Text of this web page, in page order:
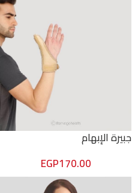
جبيرة الإبهام
EGP170.00